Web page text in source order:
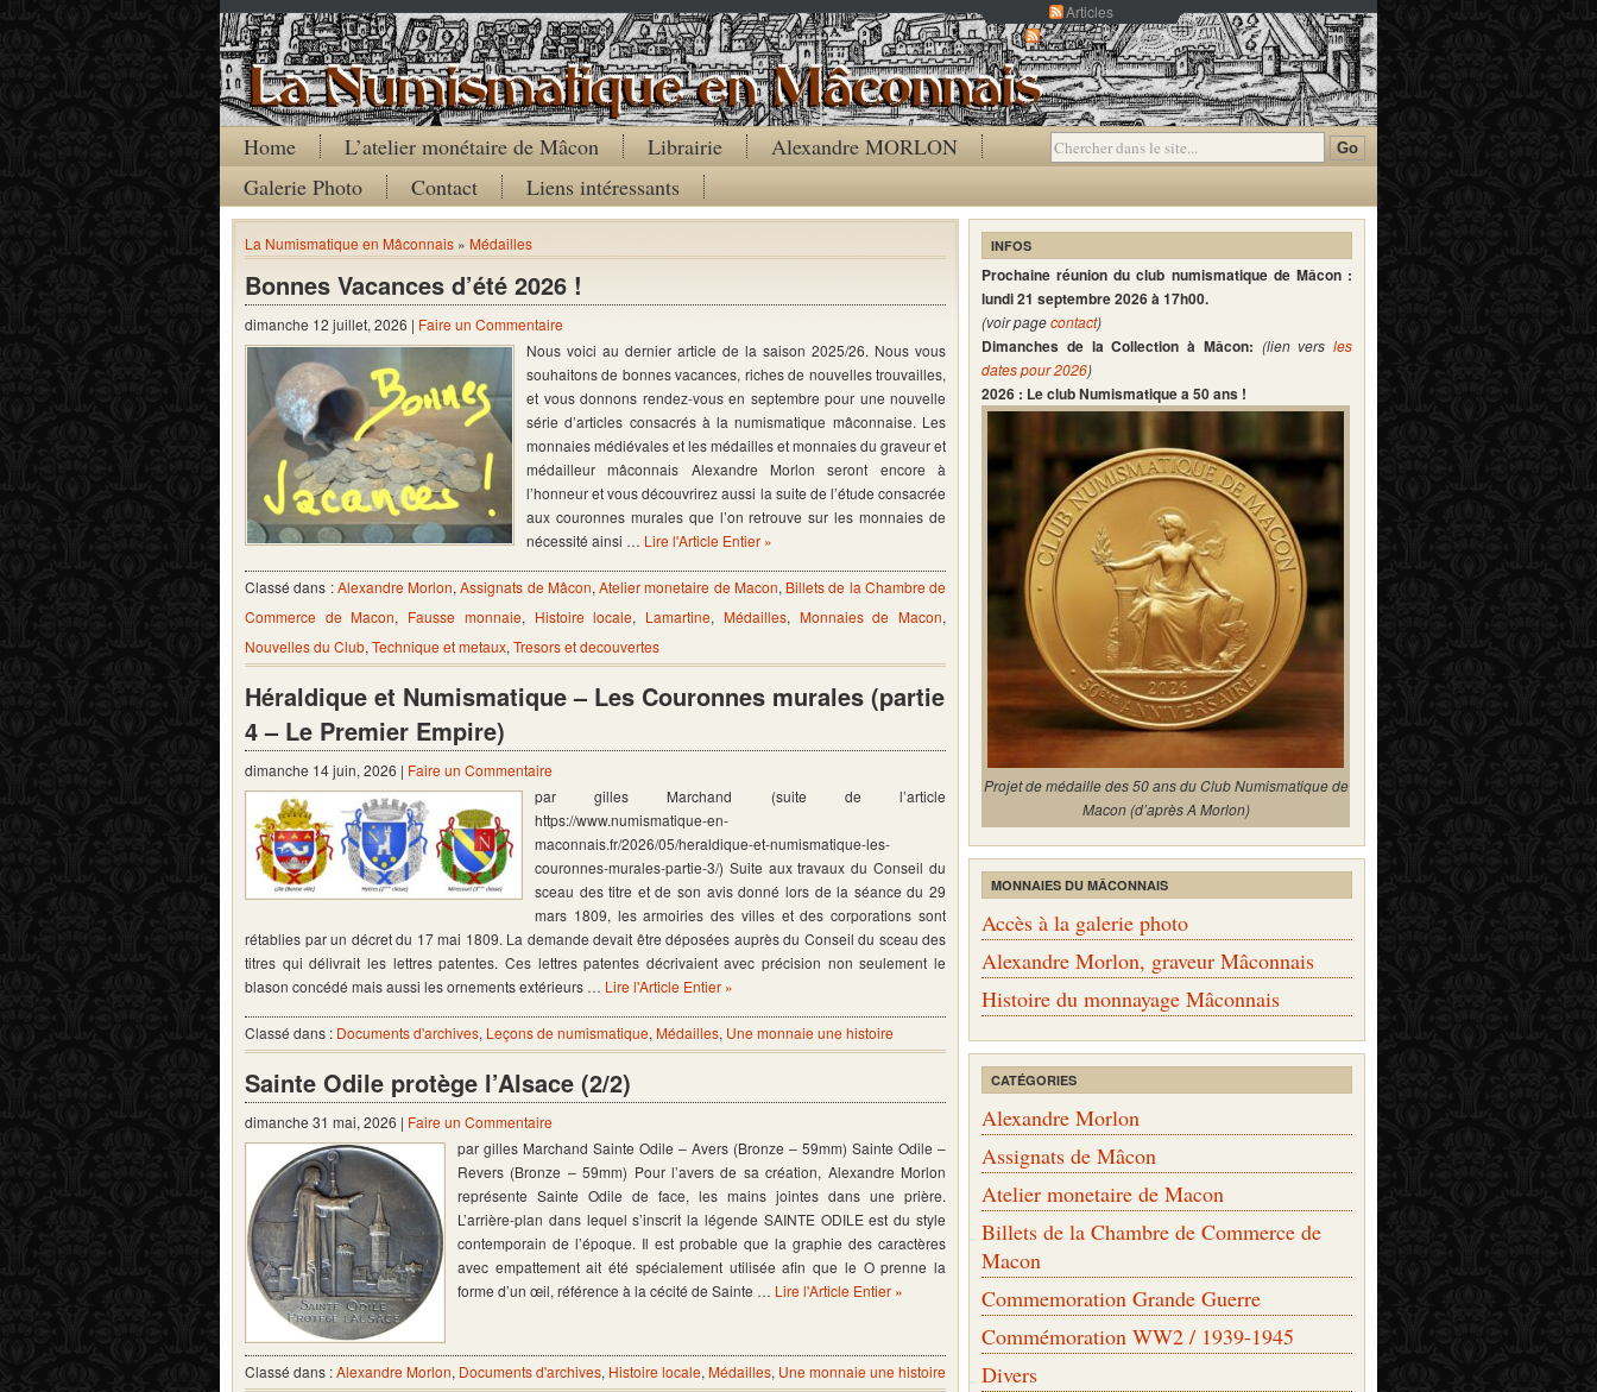
Articles
Commentaires
Home L’atelier monétaire de Mâcon Librairie
Alexandre MORLON
Galerie Photo
Contact Liens intéressants
La Numismatique en Mâconnais » Médailles
Bonnes Vacances d’été 2026 !
dimanche 12 juillet, 2026 | Faire un Commentaire
Nous voici au dernier article de la saison 2025/26. Nous vous
souhaitons de bonnes vacances, riches de nouvelles trouvailles,
et vous donnons rendez-vous en septembre pour une nouvelle
série d’articles consacrés à la numismatique mâconnaise. Les
monnaies médiévales et les médailles et monnaies du graveur et
médailleur mâconnais Alexandre Morlon seront encore à
l’honneur et vous découvrirez aussi la suite de l’étude consacrée
aux couronnes murales que l’on retrouve sur les monnaies de
nécessité ainsi … Lire l'Article Entier »
Classé dans :Alexandre Morlon,Assignats de Mâcon, Atelier monetaire de Macon, Billets de la Chambre de
Commerce de Macon, Fausse monnaie, Histoire locale, Lamartine, Médailles, Monnaies de Macon,
Nouvelles du Club, Technique et metaux, Tresors et decouvertes
Héraldique et Numismatique – Les Couronnes murales (partie
4 – Le Premier Empire)
dimanche 14 juin, 2026 | Faire un Commentaire
par gilles Marchand (suite de l’article
https://www.numismatique-en-
maconnais.fr/2026/05/heraldique-et-numismatique-les-
couronnes-murales-partie-3/) Suite aux travaux du Conseil du
sceau des titre et de son avis donné lors de la séance du 29
mars 1809, les armoiries des villes et des corporations sont
rétablies par un décret du 17 mai 1809. La demande devait être déposées auprès du Conseil du sceau des
titres qui délivrait les lettres patentes. Ces lettres patentes décrivaient avec précision non seulement le
blason concédé mais aussi les ornements extérieurs … Lire l'Article Entier »
Classé dans : Documents d'archives, Leçons de numismatique, Médailles, Une monnaie une histoire
Sainte Odile protège l’Alsace (2/2)
dimanche 31 mai, 2026 | Faire un Commentaire
par gilles Marchand Sainte Odile – Avers (Bronze – 59mm) Sainte Odile –
Revers (Bronze – 59mm) Pour l’avers de sa création, Alexandre Morlon
représente Sainte Odile de face, les mains jointes dans une prière.
L’arrière-plan dans lequel s’inscrit la légende SAINTE ODILE est du style
contemporain de l’époque. Il est probable que la graphie des caractères
avec empattement ait été spécialement utilisée afin que le O prenne la
forme d’un œil, référence à la cécité de Sainte … Lire l'Article Entier »
Classé dans :Alexandre Morlon, Documents d'archives, Histoire locale, Médailles, Une monnaie une histoire
INFOS
Prochaine réunion du club numismatique de Mâcon :
lundi 21 septembre 2026 à 17h00.
(voir pagecontact)
Dimanches de la Collection à Mâcon: (lien vers les
dates pour 2026)
2026 : Le club Numismatique a 50 ans !
Projet de médaille des 50 ans du Club Numismatique de
Macon (d’après A Morlon)
MONNAIES DU MÂCONNAIS
Accès à la galerie photo
Alexandre Morlon, graveur Mâconnais
Histoire du monnayage Mâconnais
CATÉGORIES
Alexandre Morlon
Assignats de Mâcon
Atelier monetaire de Macon
Billets de la Chambre de Commerce de
Macon
Commemoration Grande Guerre
Commémoration WW2 / 1939-1945
Divers